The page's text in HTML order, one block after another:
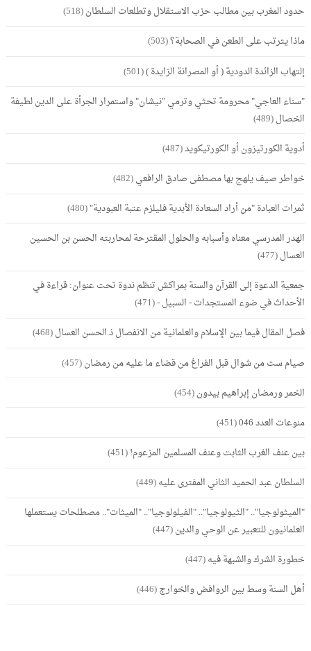
حدود المغرب بين مطالب حزب الاستقلال وتطلعات السلطان(518)
ماذا يترتب على الطعن في الصحابة؟(503)
إلتهاب الزائدة الدودية ( أو المصرانة الزايدة )(501)
"سناء العاجي" محرومة تحثي وترمي "نيشان" واستمرار الجرأة على الدين لطيفة
الخصال(489)
أدوية الكورتيزون أو الكورتيكويد(487)
خواطر صيف يلهج بها مصطفى صادق الرافعي(482)
ثمرات العبادة "من أراد السعادة الأبدية فليلزم عتبة العبودية"(480)
الهدر المدرسي معناه وأسبابه والحلول المقترحة لمحاربته الحسن بن الحسين
العسال(477)
جمعية الدعوة إلى القرآن والسنة بمراكش تنظم ندوة تحت عنوان: قراءة في
الأحداث في ضوء المستجدات - السبيل -(471)
فصل المقال فيما بين الإسلام والعلمانية من الانفصال ذ.الحسن العسال(468)
صيام ست من شوال قبل الفراغ من قضاء ما عليه من رمضان(457)
الخمر ورمضان إبراهيم بيدون(454)
منوعات العدد 046
(451)
بين عنف الغرب الثابت وعنف المسلمين المزعوم!(451)
السلطان عبد الحميد الثاني المفترى عليه(449)
"الميثولوجيا".. "الثيولوجيا".. "الفيلولوجيا".. "الميثات".. مصطلحات يستعملها
العلمانيون للتعبير عن الوحي والدين(447)
خطورة الشرك والشبهة فيه(447)
أهل السنة وسط بين الروافض والخوارج(446)